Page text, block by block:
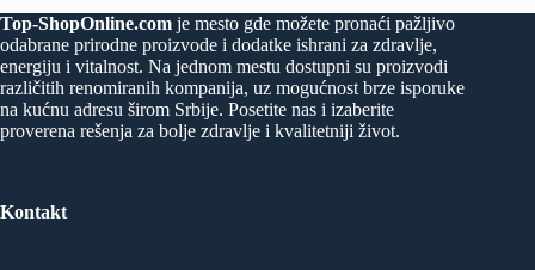
Top-ShopOnline.com je mesto gde možete pronaći pažljivo
odabrane prirodne proizvode i dodatke ishrani za zdravlje,
energiju i vitalnost. Na jednom mestu dostupni su proizvodi
različitih renomiranih kompanija, uz mogućnost brze isporuke
na kućnu adresu širom Srbije. Posetite nas i izaberite
proverena rešenja za bolje zdravlje i kvalitetniji život.
Kontakt